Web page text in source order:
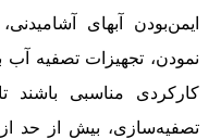
ایمن‌بودن آبهای
نمودن، تجهیزات تصفیه آب
کارکردی مناسبی باشند
تصفیه‌سازی، بیش از حد از